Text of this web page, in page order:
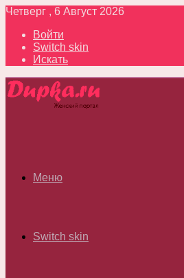
Четверг , 6 Август 2026
Войти
Switch skin
Искать
Меню
Switch skin